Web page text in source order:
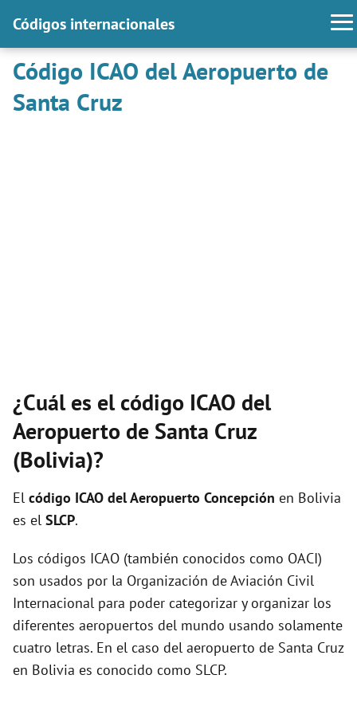
Códigos internacionales
Código ICAO del Aeropuerto de
Santa Cruz
¿Cuál es el código ICAO del
Aeropuerto de Santa Cruz
(Bolivia)?
El código ICAO delAeropuerto Concepción en Bolivia
es el SLCP.
Los códigos ICAO (también conocidos como OACI)
son usados por la Organización de Aviación Civil
Internacional para poder categorizar y organizar los
diferentes aeropuertos del mundo usando solamente
cuatro letras. En el caso del aeropuerto de Santa Cruz
en Bolivia es conocido como SLCP.